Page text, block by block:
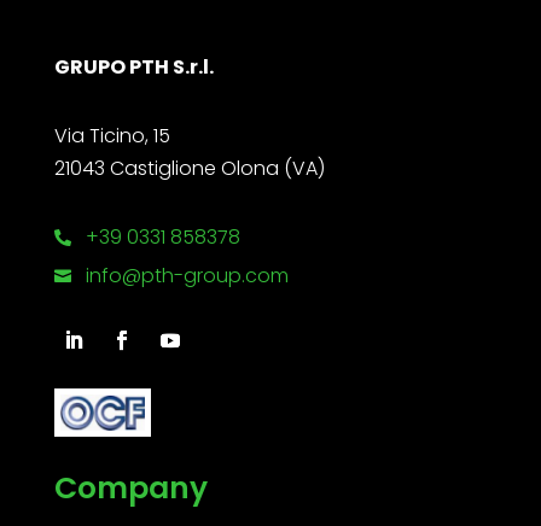
GRUPO PTH S.r.l.
Via Ticino, 15
21043 Castiglione Olona (VA)
 +39 0331 858378
 info@pth-group.com
Company